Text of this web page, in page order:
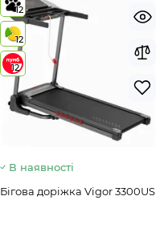
12
12
12
В наявності
Бігова доріжка Vigor 3300US